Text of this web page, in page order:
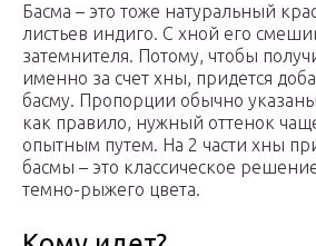
Басма – это тоже натуральный
листьев индиго. С хной его
затемнителя. Потому, чтобы
именно за счет хны, придется
басму. Пропорции обычно
как правило, нужный оттенок
опытным путем. На 2 части хны
басмы – это классическое
темно-рыжего цвета.